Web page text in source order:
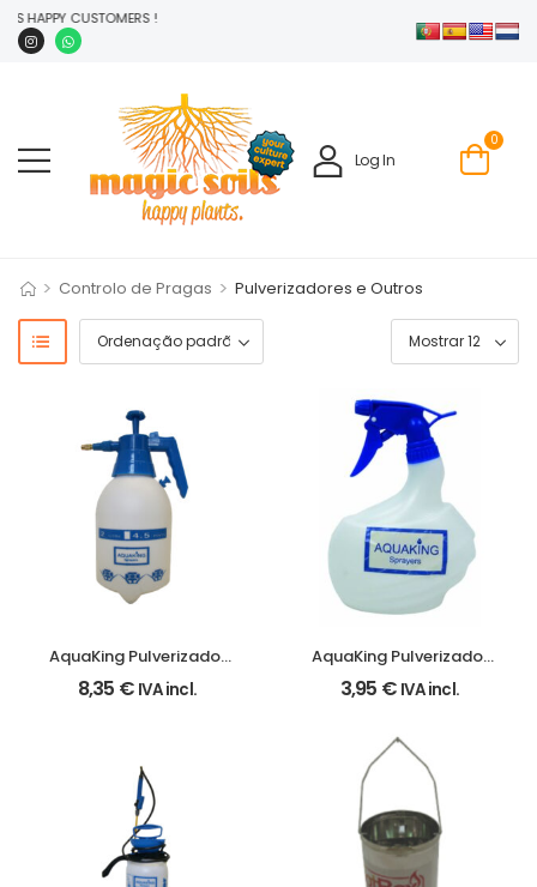
HAPPY CUSTOMERS !
Log In
0
> Controlo de Pragas > Pulverizadores e Outros
AquaKing Pulverizador
2lt.
8,35 € IVA incl.
AquaKing Pulverizador
1lt
3,95 € IVA incl.